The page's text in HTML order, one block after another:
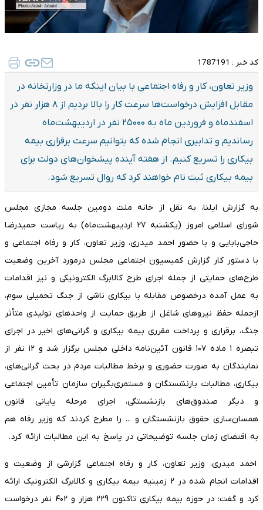
کد خبر : 1787191
وزیر تعاون، کار و رفاه اجتماعی با بیان اینکه ما در وزارتخانه در
مقابل افزایش درخواست‌ها سرعت کار را بالا بردیم از ۸ هزار نفر در
اسفندماه و فروردین ماه به ۲۵۰۰۰ نفر در اردیبهشت‌ماه
رساندیم و تدابیری انجام شده که بتوانیم سرعت برقراری بیمه
بیکاری را تسریع کنیم. از هفته آینده پیشخوان‌های دولت برای
بیمه بیکاری ثبت نام خواهند کرد که روال تسریع شود.
به گزارش ایلنا، به نقل از خانه ملت دومین جلسه مجازی مجلس
شورای اسلامی امروز (یکشنبه ۲۷ اردیبهشت‌ماه) به ریاست حمیدرضا
حاجی‌بابایی و با حضور احمد میدری، وزیر تعاون، کار و رفاه اجتماعی و
با دستور کار گزارش کمیسیون اجتماعی مجلس درمورد آخرین وضعیت
طرح‌های حمایتی از جمله اجرای طرح کالابرگ الکترونیکی و نیز اقدامات
به عمل آمده درخصوص مقابله با بیکاری ناشی از جنگ تحمیلی سوم،
ازجمله حفظ نیروهای شاغل از طریق حمایت از واحدهای تولیدی متأثر
جنگ، برقراری و پرداخت مقرری بیمه بیکاری و گرانی‌های اخیر در اجرای
تبصره ۱ ماده ۱۰۷ قانون آئین‌نامه داخلی مجلس برگزار شد و ۱۲ نفر از
نمایندگان به صورت حضوری و برخط مطالبات مردم در بحث گرانی‌های،
بیکاری، مطالبات بازنشستگان و مستمری‌بگیران سازمان تأمین اجتماعی
و دیگر صندوق‌های بازنشستگی، اجرای مرحله پایانی قانون
همسان‌سازی حقوق بازنشستگان و ... را مطرح کردند که وزیر رفاه هم
به اقتضای زمان جلسه توضیحاتی در پاسخ به این مطالبات ارائه کرد.
احمد میدری، وزیر تعاون، کار و رفاه اجتماعی گزارشی از وضعیت و
اقدامات انجام شده در ۲ زمینیه بیمه بیکاری و کالابرگ الکترونیک ارائه
کرد و گفت: در حوزه بیمه بیکاری تاکنون ۲۲۹ هزار و ۴۰۲ نفر درخواست